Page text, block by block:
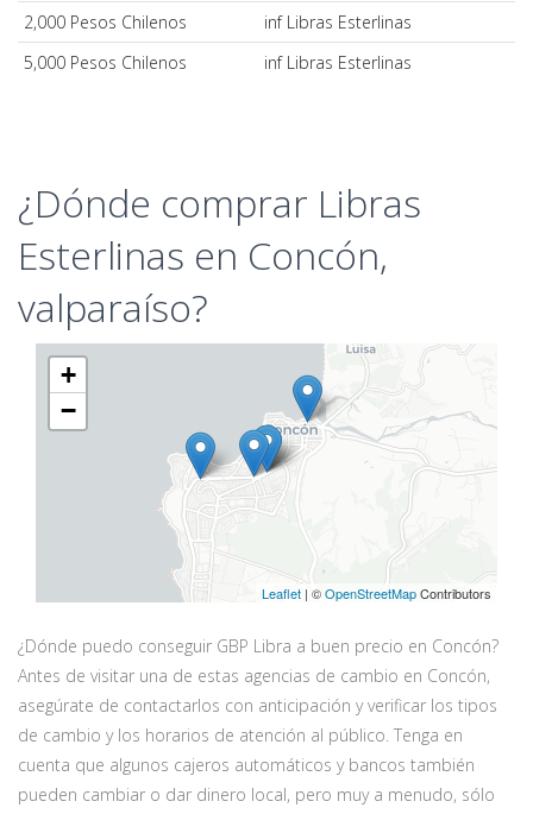
2,000 Pesos Chilenos
inf Libras Esterlinas
5,000 Pesos Chilenos
inf Libras Esterlinas
¿Dónde comprar Libras
Esterlinas en Concón,
valparaíso?
+
−
Leaflet | ©OpenStreetMapContributors
¿Dónde puedo conseguir GBP Libra a buen precio en Concón?
Antes de visitar una de estas agencias de cambio en Concón,
asegúrate de contactarlos con anticipación y verificar los tipos
de cambio y los horarios de atención al público. Tenga en
cuenta que algunos cajeros automáticos y bancos también
pueden cambiar o dar dinero local, pero muy a menudo, sólo